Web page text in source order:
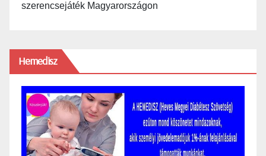
szerencsejáték Magyarországon
Hemedisz